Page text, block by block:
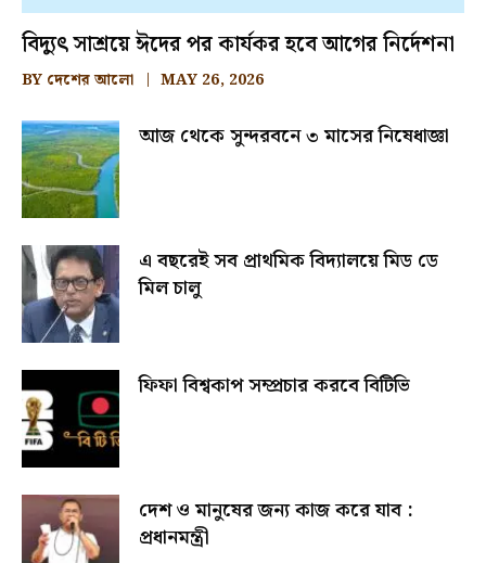
বিদ্যুৎ সাশ্রয়ে ঈদের পর কার্যকর হবে আগের নির্দেশনা
BY দেশের আলো MAY 26, 2026
আজ থেকে সুন্দরবনে ৩ মাসের নিষেধাজ্ঞা
এ বছরেই সব প্রাথমিক বিদ্যালয়ে মিড ডে
মিল চালু
ফিফা বিশ্বকাপ সম্প্রচার করবে বিটিভি
দেশ ও মানুষের জন্য কাজ করে যাব :
প্রধানমন্ত্রী